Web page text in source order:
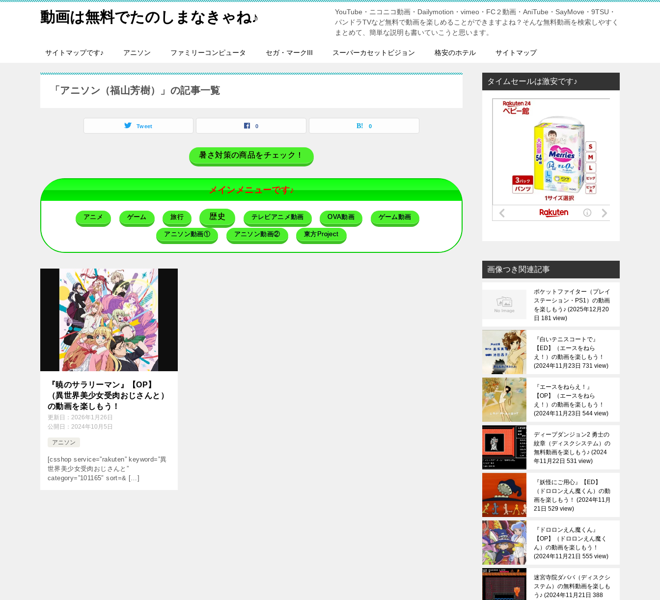
動画は無料でたのしまなきゃね♪
YouTube・ニコニコ動画・Dailymotion・vimeo・FC２動画・AniTube・SayMove・9TSU・
パンドラTVなど無料で動画を楽しめることができますよね？そんな無料動画を検索しやすく
まとめて、簡単な説明も書いていこうと思います。
サイトマップです♪ アニソン ファミリーコンピュータ セガ・マークIII スーパーカセットビジョン 格安のホテル サイトマップ
「アニソン（福山芳樹）」の記事一覧
Tweet 0 0
暑さ対策の商品をチェック！
メインメニューです♪
アニメ ゲーム 旅行 歴史 テレビアニメ動画 OVA動画 ゲーム動画
アニソン動画① アニソン動画② 東方Project
『暁のサラリーマン』【OP】
（異世界美少女受肉おじさんと）
の動画を楽しもう！
更新日： 2026年1月26日
公開日： 2024年10月5日
アニソン
[csshop service=”rakuten” keyword=”異
世界美少女受肉おじさんと”
category=”101165″ sort=& […]
タイムセールは激安です♪
画像つき関連記事
ポケットファイター（プレイ
ステーション・PS1）の動画
を楽しもう♪ 2025年12月20
日 181 view
『白いテニスコートで』
【ED】（エースをねら
え！）の動画を楽しもう！
2024年11月23日 731 view
『エースをねらえ！』
【OP】（エースをねら
え！）の動画を楽しもう！
2024年11月23日 544 view
ディープダンジョン2 勇士の
紋章（ディスクシステム）の
無料動画を楽しもう♪ 2024
年11月22日 531 view
『妖怪にご用心』【ED】
（ドロロンえん魔くん）の動
画を楽しもう！
2024年11月
21日 529 view
『ドロロンえん魔くん』
【OP】（ドロロンえん魔く
ん）の動画を楽しもう！
2024年11月21日 555 view
迷宮寺院ダババ（ディスクシ
ステム）の無料動画を楽しも
う♪ 2024年11月21日 388